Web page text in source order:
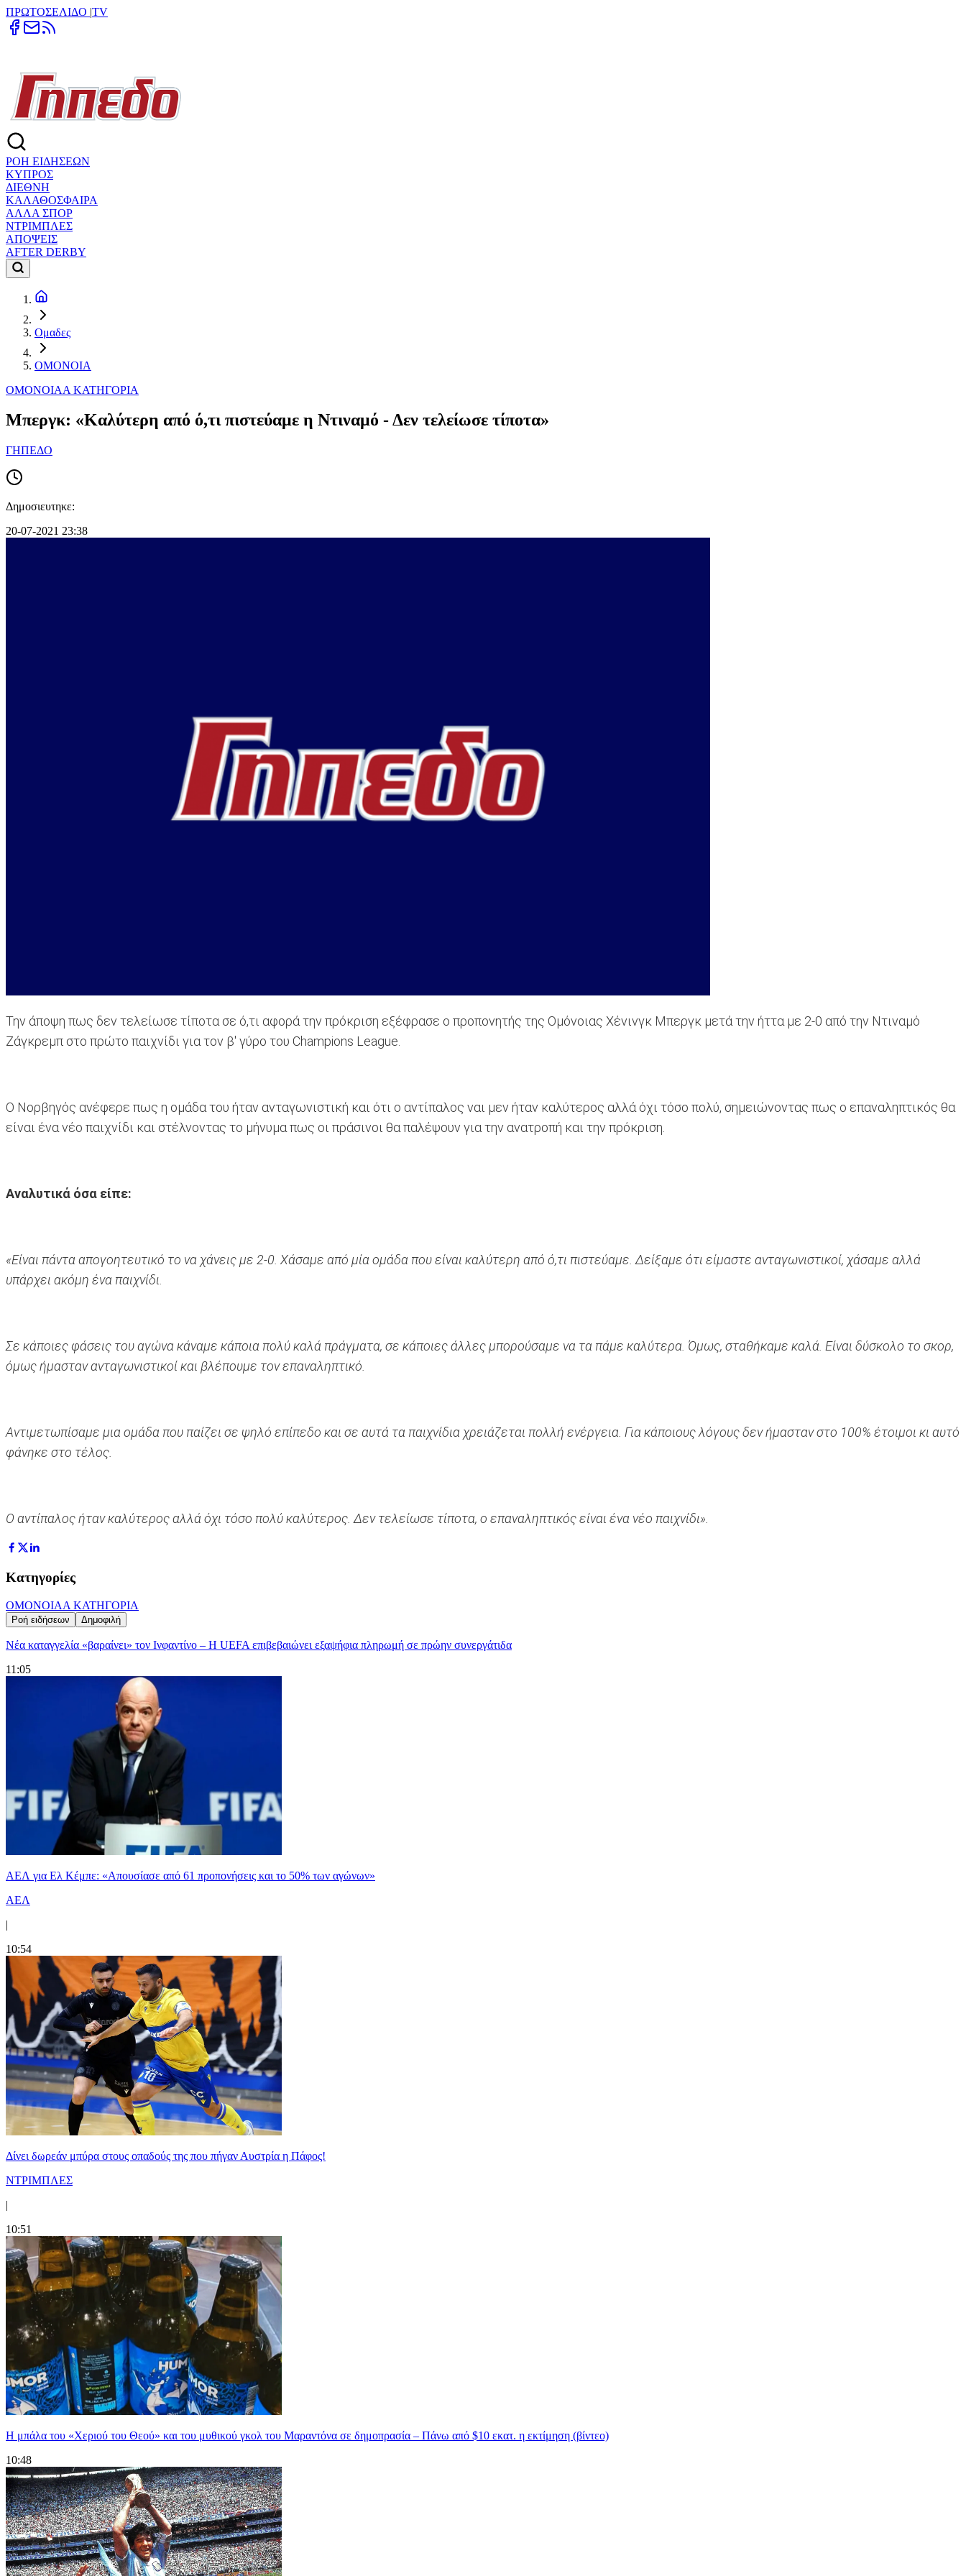
ΠΡΩΤΟΣΕΛΙΔΟ |TV
ΡΟΗ ΕΙΔΗΣΕΩΝ
ΚΥΠΡΟΣ
ΔΙΕΘΝΗ
ΚΑΛΑΘΟΣΦΑΙΡΑ
ΑΛΛΑ ΣΠΟΡ
ΝΤΡΙΜΠΛΕΣ
ΑΠΟΨΕΙΣ
AFTER DERBY
Ομαδες
ΟΜΟΝΟΙΑ
ΟΜΟΝΟΙΑΑ ΚΑΤΗΓΟΡΙΑ
Μπεργκ: «Καλύτερη από ό,τι πιστεύαμε η Ντιναμό - Δεν τελείωσε τίποτα»
ΓΗΠΕΔΟ
Δημοσιευτηκε:
20-07-2021 23:38
Την άποψη πως δεν τελείωσε τίποτα σε ό,τι αφορά την πρόκριση εξέφρασε ο προπονητής της Ομόνοιας Χένινγκ Μπεργκ μετά την ήττα με 2-0 από την Ντιναμό
Ζάγκρεμπ στο πρώτο παιχνίδι για τον β' γύρο του Champions League.
Ο Νορβηγός ανέφερε πως η ομάδα του ήταν ανταγωνιστική και ότι ο αντίπαλος ναι μεν ήταν καλύτερος αλλά όχι τόσο πολύ, σημειώνοντας πως ο επαναληπτικός θα
είναι ένα νέο παιχνίδι και στέλνοντας το μήνυμα πως οι πράσινοι θα παλέψουν για την ανατροπή και την πρόκριση.
Αναλυτικά όσα είπε:
«Είναι πάντα απογοητευτικό το να χάνεις με 2-0. Χάσαμε από μία ομάδα που είναι καλύτερη από ό,τι πιστεύαμε. Δείξαμε ότι είμαστε ανταγωνιστικοί, χάσαμε αλλά
υπάρχει ακόμη ένα παιχνίδι.
Σε κάποιες φάσεις του αγώνα κάναμε κάποια πολύ καλά πράγματα, σε κάποιες άλλες μπορούσαμε να τα πάμε καλύτερα. Όμως, σταθήκαμε καλά. Είναι δύσκολο το σκορ,
όμως ήμασταν ανταγωνιστικοί και βλέπουμε τον επαναληπτικό.
Αντιμετωπίσαμε μια ομάδα που παίζει σε ψηλό επίπεδο και σε αυτά τα παιχνίδια χρειάζεται πολλή ενέργεια. Για κάποιους λόγους δεν ήμασταν στο 100% έτοιμοι κι αυτό
φάνηκε στο τέλος.
Ο αντίπαλος ήταν καλύτερος αλλά όχι τόσο πολύ καλύτερος.Δεν τελείωσε τίποτα, ο επαναληπτικός είναι ένα νέο παιχνίδι».
Κατηγορίες
ΟΜΟΝΟΙΑΑ ΚΑΤΗΓΟΡΙΑ
Ροή ειδήσεων Δημοφιλή
Νέα καταγγελία «βαραίνει» τον Ινφαντίνο – Η UEFA επιβεβαιώνει εξαψήφια πληρωμή σε πρώην συνεργάτιδα
11:05
ΑΕΛ για Ελ Κέμπε: «Απουσίασε από 61 προπονήσεις και το 50% των αγώνων»
ΑΕΛ
|
10:54
Δίνει δωρεάν μπύρα στους οπαδούς της που πήγαν Αυστρία η Πάφος!
ΝΤΡΙΜΠΛΕΣ
|
10:51
Η μπάλα του «Χεριού του Θεού» και του μυθικού γκολ του Μαραντόνα σε δημοπρασία – Πάνω από $10 εκατ. η εκτίμηση (βίντεο)
10:48